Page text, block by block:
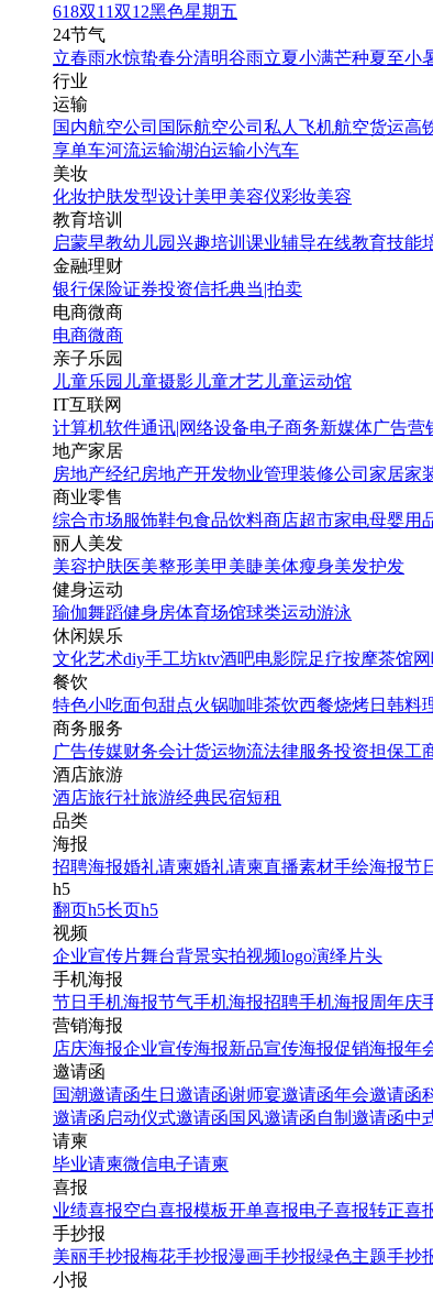
找相似
三折页
红色简约价目表火锅三折
找相似
三折页
白色简约价目表火锅三折
找相似
三折页
红色简约价目表火锅三折
找相似
三折页
黑色简约价目表中餐三折
找相似
三折页
居家养老指南科普三折页
找相似
三折页
红色简约价目表火锅三折
找相似
三折页
黄色简约价目表西餐三折
找相似
三折页
企业宣传简介简约风三折
找相似
三折页
白色简约价目表西餐三折
618双11双12黑色星期五
24节气
立春雨水惊蛰春分清明谷雨立夏小满芒种夏至小
行业
运输
国内航空公司 国际航空公司 私人飞机航空货运高
享单车河流运输湖泊运输小汽车
美妆
化妆护肤发型设计美甲 美容仪彩妆美容
教育培训
启蒙早教幼儿园 兴趣培训 课业辅导在线教育技能
金融理财
银行保险证券投资信托典当|拍卖
电商微商
电商微商
亲子乐园
儿童乐园 儿童摄影 儿童才艺 儿童运动馆
IT互联网
计算机软件通讯|网络设备电子商务新媒体广告营
地产家居
房地产经纪房地产开发物业管理装修公司 家居家
商业零售
综合市场服饰鞋包食品饮料商店超市家电母婴用
丽人美发
美容护肤医美整形美甲美睫美体瘦身美发护发
健身运动
瑜伽舞蹈健身房体育场馆球类运动游泳
休闲娱乐
文化艺术diy手工坊ktv酒吧电影院足疗按摩茶馆
餐饮
特色小吃面包甜点火锅咖啡茶饮西餐烧烤日韩料
商务服务
广告传媒财务会计货运物流法律服务投资担保工
酒店旅游
酒店旅行社旅游经典民宿短租
品类
海报
招聘海报婚礼请柬婚礼请柬直播素材手绘海报节
h5
翻页h5长页h5
视频
企业宣传片舞台背景实拍视频logo演绎 片头
手机海报
节日手机海报节气手机海报招聘手机海报周年庆
营销海报
店庆海报企业宣传海报新品宣传海报促销海报年
邀请函
国潮邀请函生日邀请函谢师宴邀请函年会邀请函
邀请函 启动仪式邀请函国风邀请函自制邀请函中
请柬
毕业请柬微信电子请柬
喜报
业绩喜报空白喜报模板开单喜报电子喜报转正喜
手抄报
美丽手抄报梅花手抄报漫画手抄报绿色主题手抄
小报